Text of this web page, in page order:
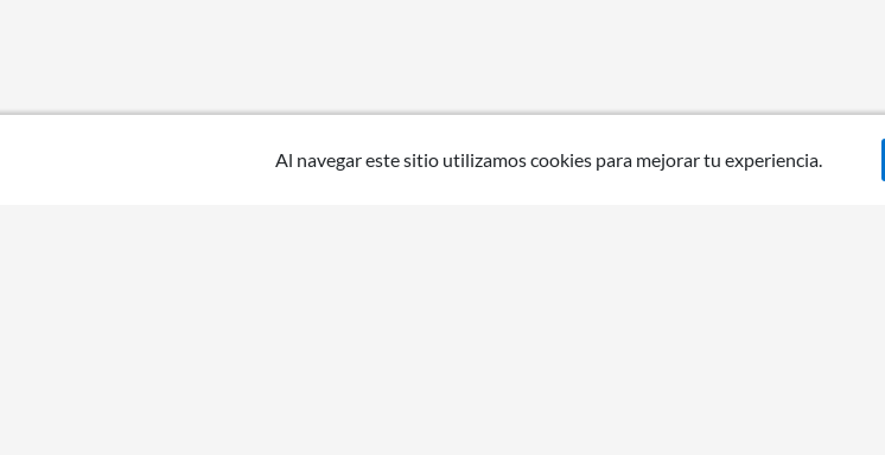
Al navegar este sitio utilizamos cookies para mejorar tu experiencia.